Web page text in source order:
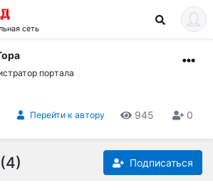
сеть
портала
Перейти к автору 945 0
Подписаться